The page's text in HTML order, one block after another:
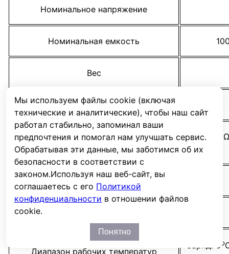
Мы используем файлы cookie (включая
технические и аналитические), чтобы наш сайт
работал стабильно, запоминал ваши
предпочтения и помогал нам улучшать сервис.
Обрабатывая эти данные, мы заботимся об их
безопасности в соответствии с
законом.Используя наш веб-сайт, вы
соглашаетесь с его Политикой
конфиденциальности в отношении файлов
cookie.
Понятно
Номинальное напряжение
Номинальная емкость
Вес
Тип вывода
Внутреннее сопротивление
≤ 3,5
Макс. ток разряда
Диапазон рабочих температур
Заряд: 0о